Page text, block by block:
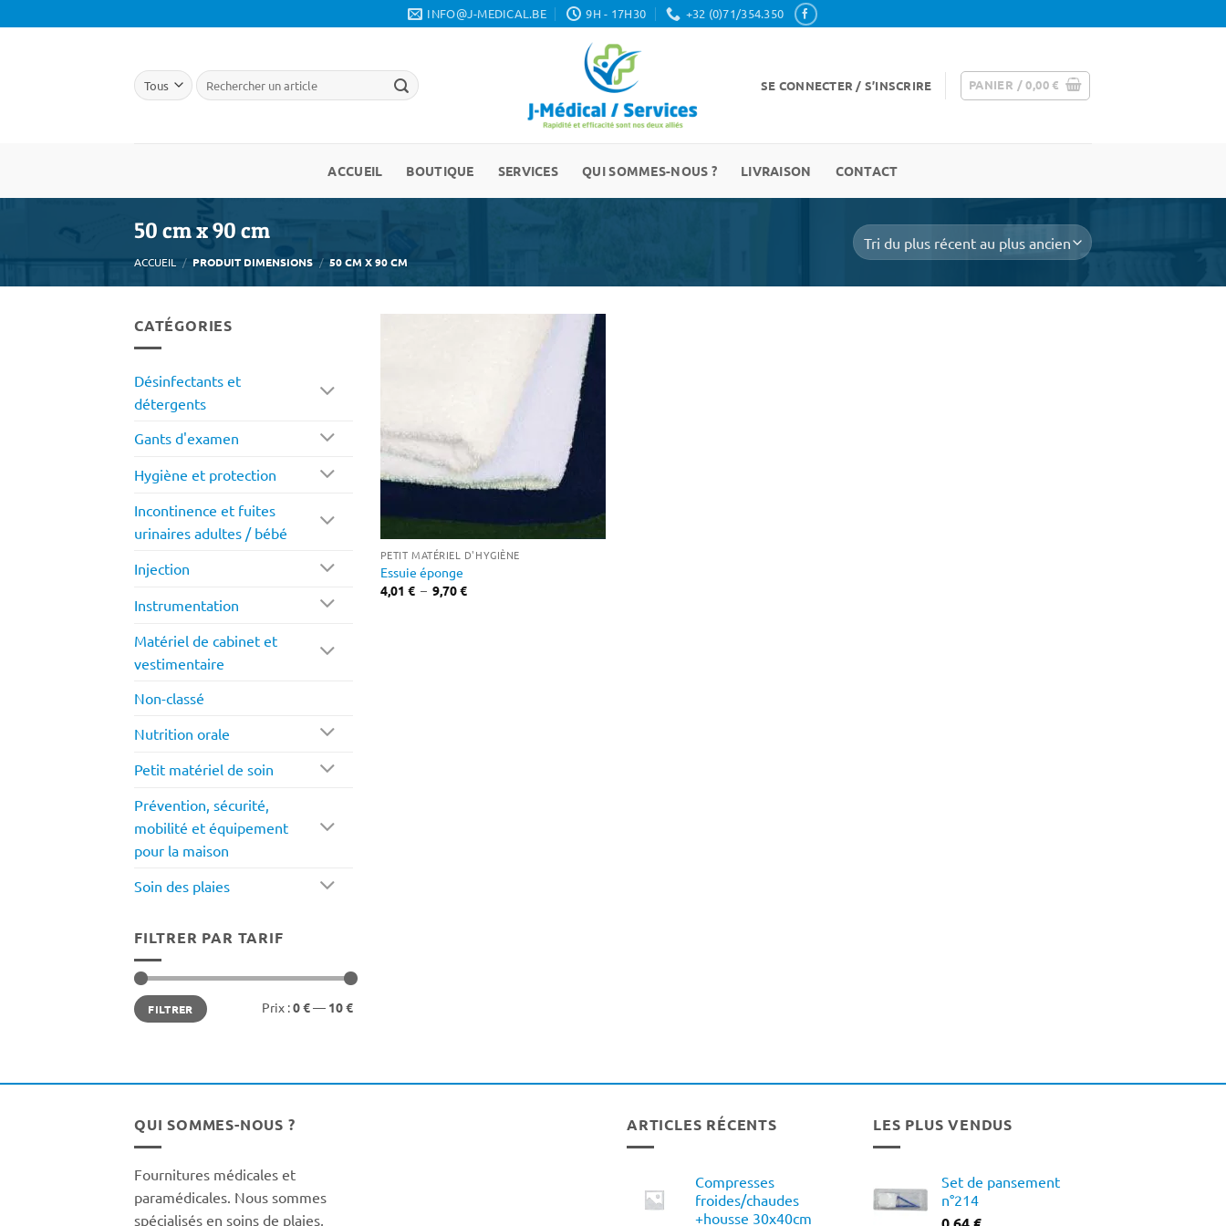
au
INFO@J-MEDICAL.BE 9H - 17H30 +32 (0)71/354.350
SE CONNECTER / S’INSCRIRE PANIER /0,00€
ACCUEIL BOUTIQUE SERVICES QUI SOMMES-NOUS ? LIVRAISON CONTACT
50 cm x 90 cm
ACCUEIL / PRODUIT DIMENSIONS / 50 CM X 90 CM
CATÉGORIES
Désinfectants et
détergents
Gants d'examen
Hygiène et protection
Incontinence et fuites
urinaires adultes / bébé
Injection
Instrumentation
Matériel de cabinet et
vestimentaire
Non-classé
Nutrition orale
Petit matériel de soin
Prévention, sécurité,
mobilité et équipement
pour la maison
Soin des plaies
FILTRER PAR TARIF
Prix
min
Prix
maxFILTRER Prix :0 €— 10 €
PETIT MATÉRIEL D'HYGIÈNE
Essuie éponge
4,01 € – 9,70€Plage
QUI SOMMES-NOUS ?
Fournitures médicales et
paramédicales. Nous sommes
spécialisés en soins de plaies,
ARTICLES RÉCENTS
Compresses
froides/chaudes
+housse 30x40cm
LES PLUS VENDUS
Set de pansement
n°214